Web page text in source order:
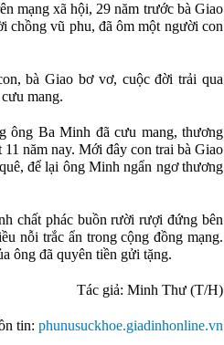
mạng xã hội, 29 năm trước bà Giao
chồng vũ phu, đã ôm một người con
bà Giao bơ vơ, cuộc đời trải qua
mang.
ông Ba Minh đã cưu mang, thương
năm nay. Mới đây con trai bà Giao
để lại ông Minh ngẩn ngơ thương
chất phác buồn rười rượi đứng bên
nỗi trắc ẩn trong cộng đồng mạng.
ông đã quyên tiền gửi tặng.
Tác giả: Minh Thư (T/H)
tin: phunusuckhoe.giadinhonline.vn